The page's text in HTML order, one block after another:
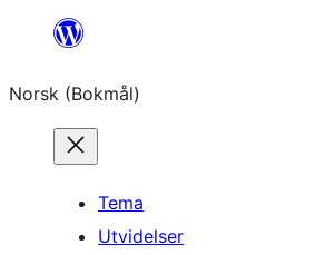
Hopp
innhold
Norsk (Bokmål)
Tema
Utvidelser